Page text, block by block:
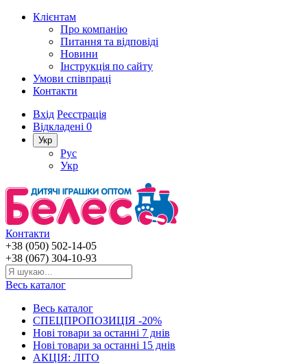
Клієнтам
Про компанію
Питання та відповіді
Новини
Інструкція по сайту
Умови співпраці
Контакти
Вхід Реєстрація
Відкладені 0
Укр
Рус
Укр
Контакти
+38 (050) 502-14-05
+38 (067) 304-10-93
Весь каталог
Весь каталог
СПЕЦПРОПОЗИЦІЯ -20%
Нові товари за останнi 7 днiв
Нові товари за останнi 15 днiв
АКЦІЯ: ЛІТО